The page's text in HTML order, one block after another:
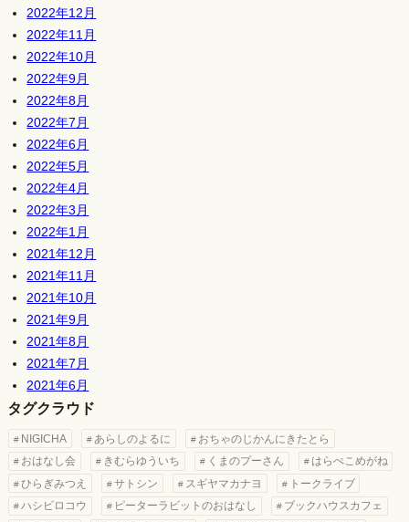
2022年12月
2022年11月
2022年10月
2022年9月
2022年8月
2022年7月
2022年6月
2022年5月
2022年4月
2022年3月
2022年1月
2021年12月
2021年11月
2021年10月
2021年9月
2021年8月
2021年7月
2021年6月
タグクラウド
NIGICHA あらしのよるに
おちゃのじかんにきたとら
おはなし会
きむらゆういち くまのプーさん
はらぺこめがね
ひらぎみつえ
サトシン スギヤマカナヨ
トークライブ
ハシビロコウ
ピーターラビットのおはなし
ブックハウスカフェ